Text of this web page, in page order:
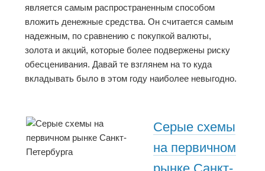
является самым распространенным способом
вложить денежные средства. Он считается самым
надежным, по сравнению с покупкой валюты,
золота и акций, которые более подвержены риску
обесценивания. Давай те взглянем на то куда
вкладывать было в этом году наиболее невыгодно.
Серые схемы
на первичном